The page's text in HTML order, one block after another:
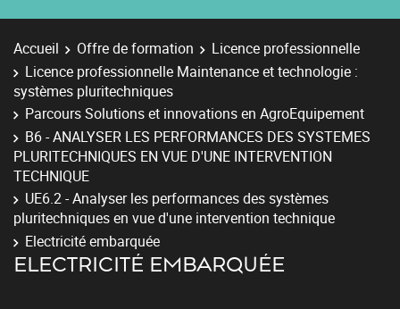
Accueil Offre de formation
Licence professionnelle
Licence professionnelle Maintenance et technologie :
systèmes pluritechniques
Parcours Solutions et innovations en AgroEquipement
B6 - ANALYSER LES PERFORMANCES DES SYSTEMES
PLURITECHNIQUES EN VUE D'UNE INTERVENTION
TECHNIQUE
UE6.2 - Analyser les performances des systèmes
pluritechniques en vue d'une intervention technique
Electricité embarquée
ELECTRICITÉ EMBARQUÉE